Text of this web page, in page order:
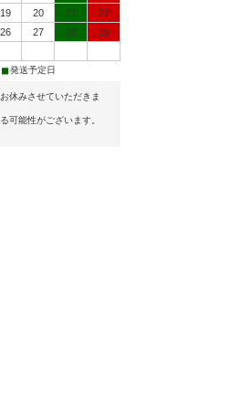
19 20 21
22
26 27 28
29
■発送予定日
休みさせていただきま
可能性がございます。